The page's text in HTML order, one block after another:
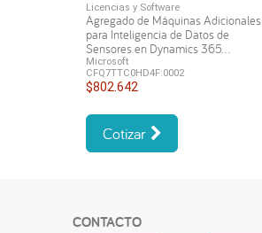
Licencias y Software
Agregado de Máquinas Adicionales
para Inteligencia de Datos de
Sensores en Dynamics 365...
Microsoft
CFQ7TTC0HD4F:0002
$802.642
Cotizar
CONTACTO